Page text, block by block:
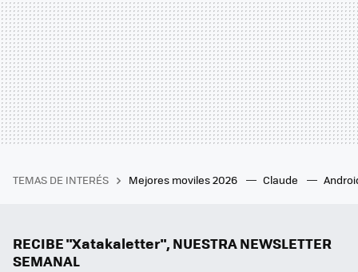
TEMAS DE INTERÉS Mejores moviles 2026 Claude
RECIBE "Xatakaletter", NUESTRA NEWSLETTER
SEMANAL